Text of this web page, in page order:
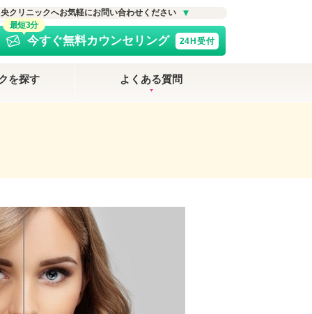
クリニックへお気軽にお問い合わせください
最短3分
今すぐ無料カウンセリング 24H受付
を探す よくある質問